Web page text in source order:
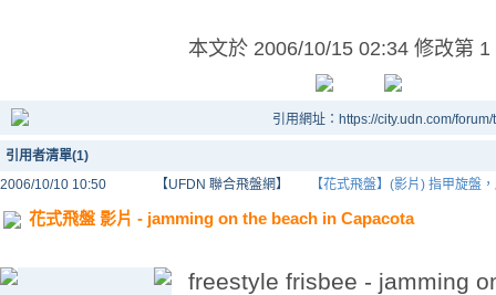
本文於 2006/10/15 02:34 修改第 1
引用網址：https://city.udn.com/
引用者清單(1)
2006/10/10 10:50
【UFDN 聯合飛盤網】 【花式飛盤】(影片) 指甲旋盤
花式飛盤 影片 - jamming on the beach in Capacota
freestyle frisbee - jamming